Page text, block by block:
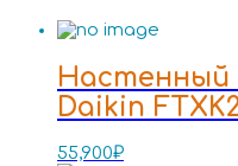
Настенный
Daikin
55,900₽